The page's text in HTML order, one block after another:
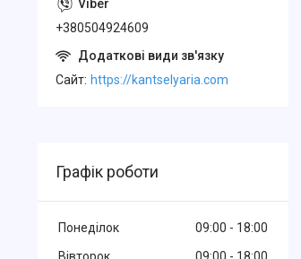
+380504924609
Cайт https://kantselyaria.com
Графік роботи
Понеділок 09:00
18:00
Вівторок
09:00
18:00